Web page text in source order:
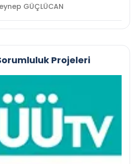
Zeynep GÜÇLÜCAN
Projeleri